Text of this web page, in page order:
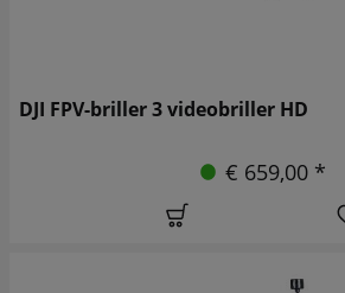
DJI FPV-briller 3 videobriller HD
€ 659,00 *